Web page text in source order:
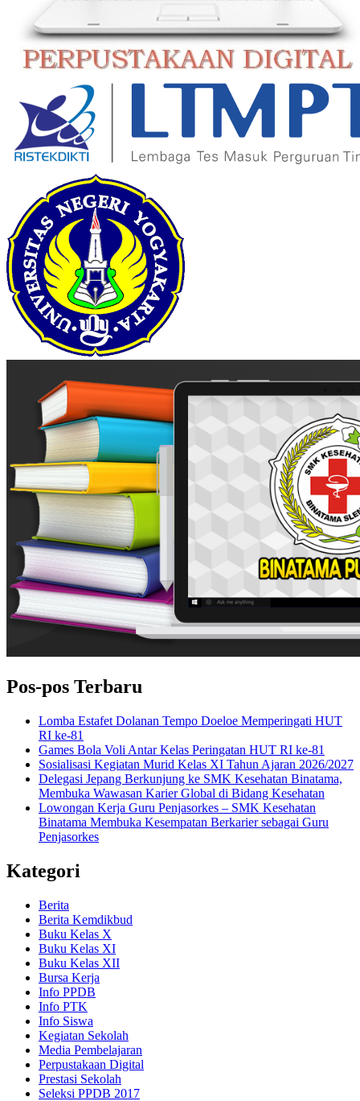
Pos-pos Terbaru
Lomba Estafet Dolanan Tempo Doeloe Memperingati HUT
RI ke-81
Games Bola Voli Antar Kelas Peringatan HUT RI ke-81
Sosialisasi Kegiatan Murid Kelas XI Tahun Ajaran 2026/2027
Delegasi Jepang Berkunjung ke SMK Kesehatan Binatama,
Membuka Wawasan Karier Global di Bidang Kesehatan
Lowongan Kerja Guru Penjasorkes – SMK Kesehatan
Binatama Membuka Kesempatan Berkarier sebagai Guru
Penjasorkes
Kategori
Berita
Berita Kemdikbud
Buku Kelas X
Buku Kelas XI
Buku Kelas XII
Bursa Kerja
Info PPDB
Info PTK
Info Siswa
Kegiatan Sekolah
Media Pembelajaran
Perpustakaan Digital
Prestasi Sekolah
Seleksi PPDB 2017